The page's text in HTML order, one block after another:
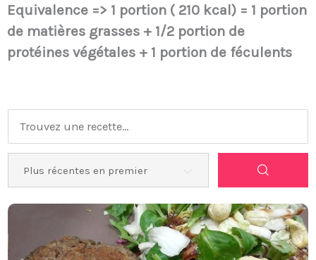
Equivalence => 1 portion ( 210 kcal) = 1 portion
de matières grasses + 1/2 portion de
protéines végétales + 1 portion de féculents